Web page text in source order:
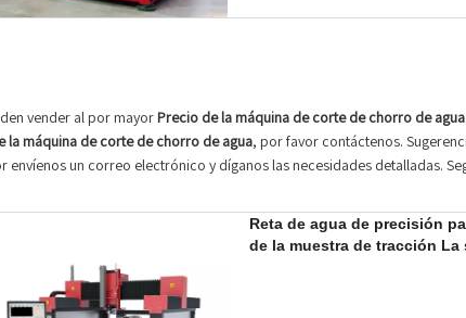
vender al por mayor Precio de la máquina de corte de chorro de agua
la máquina de corte de chorro de agua, por favor contáctenos.
un correo electrónico y díganos las necesidades detalladas.
Reta de agua de precisión
de la muestra de tracción